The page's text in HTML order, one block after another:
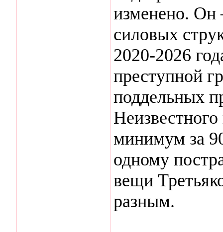
изменено. Он
силовых
2020-2026
преступной
поддельных
минимум за
одному
вещи
разным.